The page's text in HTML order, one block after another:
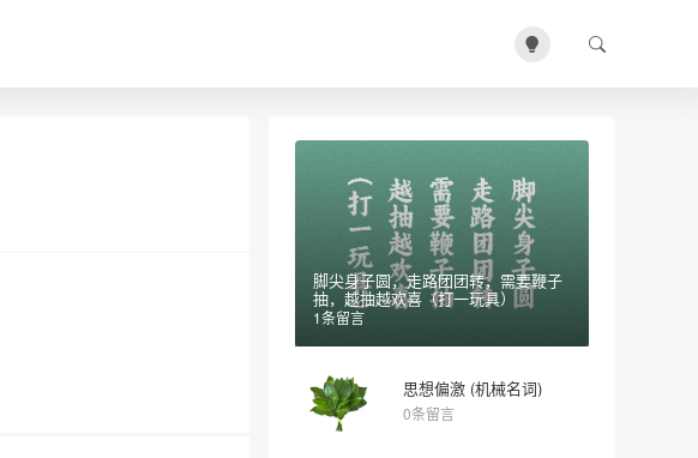
脚尖身子圆，走路团团转，需要鞭子
抽，越抽越欢喜（打一玩具）
1条留言
思想偏激 (机械名词)
0条留言